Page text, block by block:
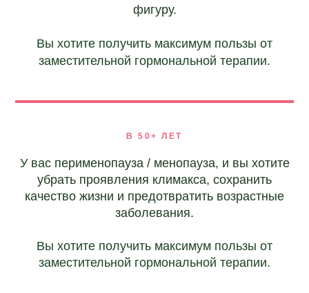
фигуру.
Вы хотите получить максимум пользы от
заместительной гормональной терапии.
В 50+ ЛЕТ
У вас перименопауза / менопауза, и вы хотите
убрать проявления климакса, сохранить
качество жизни и предотвратить возрастные
заболевания.
Вы хотите получить максимум пользы от
заместительной гормональной терапии.